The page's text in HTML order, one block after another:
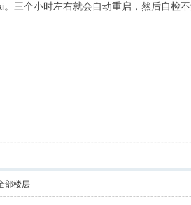
三个小时左右就会自动重启，然后自检
部楼层